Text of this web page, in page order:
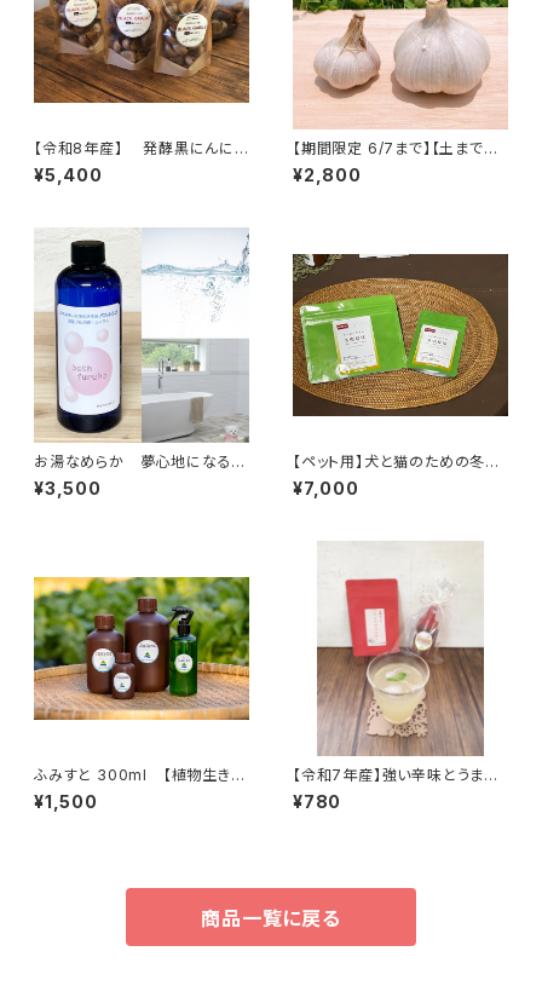
【令和8年産】 発酵黒にんに
く 120ｇ×3袋 ※農薬・化学
肥料不使用 ※天然由来の活
ド】
¥5,400
【期間限定 6/7まで】【土まで安
心・皮ごと安心のにんにく】栽培
期間中農薬・化学肥料不使用
¥2,800
お湯なめらか 夢心地になるバ
スリキッド お掃除までラクにな
る！ 天然 無添加 バスふる
¥3,500
【ペット用】犬と猫のための冬虫
夏草（ペット用サプリメント） 粉
末 10g 約50~100回分 四
¥7,000
ふみすと 300ml 【植物生き生
き♪ そのまま使えて便利・天
然由来の活性剤 fumist】
¥1,500
【令和7年産】強い辛味とうまみ
が際立つ！薬味やスパイスとして
簡単便利！冷凍保存もできる！
¥780
商品一覧に戻る